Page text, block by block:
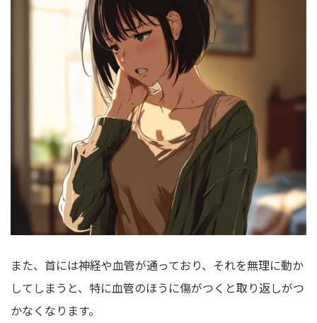
また、首には神経や血管が通っており、それを無理に動か
してしまうと、特に血管のほうに傷がつくと取り返しがつ
かなくなります。